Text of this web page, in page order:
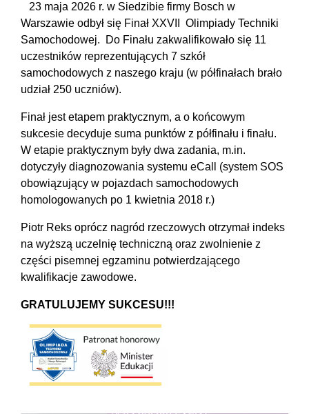
23 maja 2026 r. w Siedzibie firmy Bosch w
Warszawie odbył się Finał XXVII Olimpiady Techniki
Samochodowej. Do Finału zakwalifikowało się 11
uczestników reprezentujących 7 szkół
samochodowych z naszego kraju (w półfinałach brało
udział 250 uczniów).
Finał jest etapem praktycznym, a o końcowym
sukcesie decyduje suma punktów z półfinału i finału.
W etapie praktycznym były dwa zadania, m.in.
dotyczyły diagnozowania systemu eCall (system SOS
obowiązujący w pojazdach samochodowych
homologowanych po 1 kwietnia 2018 r.)
Piotr Reks oprócz nagród rzeczowych otrzymał indeks
na wyższą uczelnię techniczną oraz zwolnienie z
części pisemnej egzaminu potwierdzającego
kwalifikacje zawodowe.
GRATULUJEMY SUKCESU!!!